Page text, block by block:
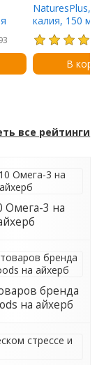
NaturesPlus,
калия, 150
таблеток
В
все рейтинги
Омега-3 на
бренда
на айхерб